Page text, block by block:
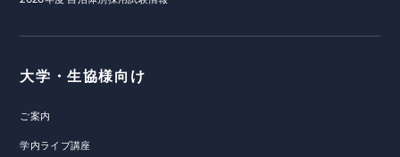
大学・生協様向け
ご案内
学内ライブ講座